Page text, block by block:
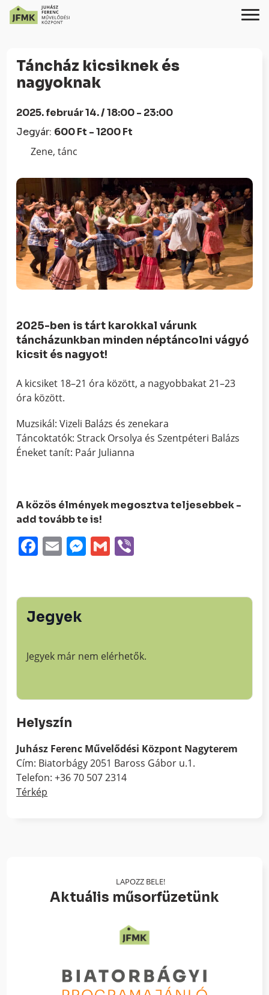
Content
navigációhoz
Táncház kicsiknek és
nagyoknak
2025. február 14. / 18:00 - 23:00
Jegyár: 600 Ft - 1200 Ft
Zene, tánc
2025-ben is tárt karokkal várunk
táncházunkban minden néptáncolni vágyó
kicsit és nagyot!
A kicsiket 18–21 óra között, a nagyobbakat 21–23
óra között.
Muzsikál: Vizeli Balázs és zenekara
Táncoktatók: Strack Orsolya és Szentpéteri Balázs
Éneket tanít: Paár Julianna
A közös élmények megosztva teljesebbek -
add tovább te is!
Facebook
EmailMessenger
Gmail
Jegyek
Jegyek már nem elérhetők.
Helyszín
Juhász Ferenc Művelődési Központ Nagyterem
Cím: Biatorbágy 2051 Baross Gábor u.1.
Telefon: +36 70 507 2314
Térkép
LAPOZZ BELE!
Aktuális műsorfüzetünk